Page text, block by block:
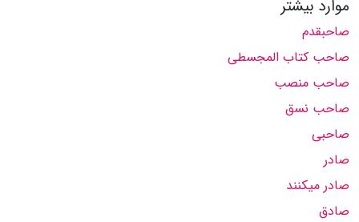
موارد بیشتر
صاحبقدم
صاحب کتاب المجسطی
صاحب منصب
صاحب نسق
صاحبی
صادر
صادر میکنند
صادق